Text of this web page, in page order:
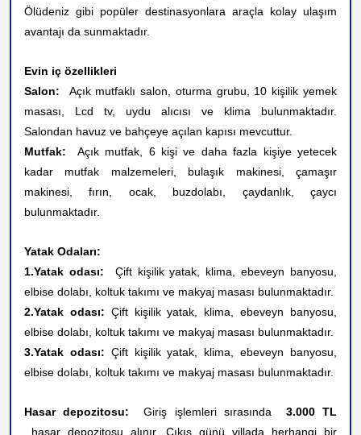
Ölüdeniz gibi popüler destinasyonlara araçla kolay ulaşım
avantajı da sunmaktadır.
Evin iç özellikleri
Salon: Açık mutfaklı salon, oturma grubu, 10 kişilik yemek
masası, Lcd tv, uydu alıcısı ve klima bulunmaktadır.
Salondan havuz ve bahçeye açılan kapısı mevcuttur.
Mutfak:
Açık mutfak, 6 kişi ve daha fazla kişiye yetecek
kadar mutfak malzemeleri, bulaşık makinesi, çamaşır
makinesi, fırın, ocak, buzdolabı, çaydanlık, çaycı
bulunmaktadır.
Yatak Odaları:
1.Yatak odası:
Çift kişilik yatak, klima, ebeveyn banyosu,
elbise dolabı, koltuk takımı ve makyaj masası bulunmaktadır.
2.Yatak odası: Çift kişilik yatak, klima, ebeveyn banyosu,
elbise dolabı, koltuk takımı ve makyaj masası bulunmaktadır.
3.Yatak odası: Çift kişilik yatak, klima, ebeveyn banyosu,
elbise dolabı, koltuk takımı ve makyaj masası bulunmaktadır.
Hasar depozitosu: Giriş işlemleri sırasında 3.000 TL
hasar depozitosu alınır. Çıkış günü villada herhangi bir